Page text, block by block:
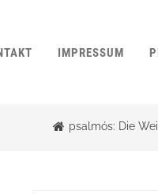
IMPRESSUM
psalmós: Die